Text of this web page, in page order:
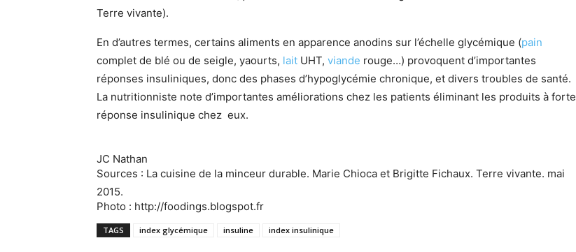
Terre vivante).
En d’autres termes, certains aliments en apparence anodins sur l’échelle glycémique (pain
complet de blé ou de seigle, yaourts, lait UHT, viande rouge…) provoquent d’importantes
réponses insuliniques, donc des phases d’hypoglycémie chronique, et divers troubles de santé.
La nutritionniste note d’importantes améliorations chez les patients éliminant les produits à forte
réponse insulinique chez eux.
JC Nathan
Sources : La cuisine de la minceur durable. Marie Chioca et Brigitte Fichaux. Terre vivante. mai
2015.
Photo : http://foodings.blogspot.fr
TAGS index glycémique insuline index insulinique